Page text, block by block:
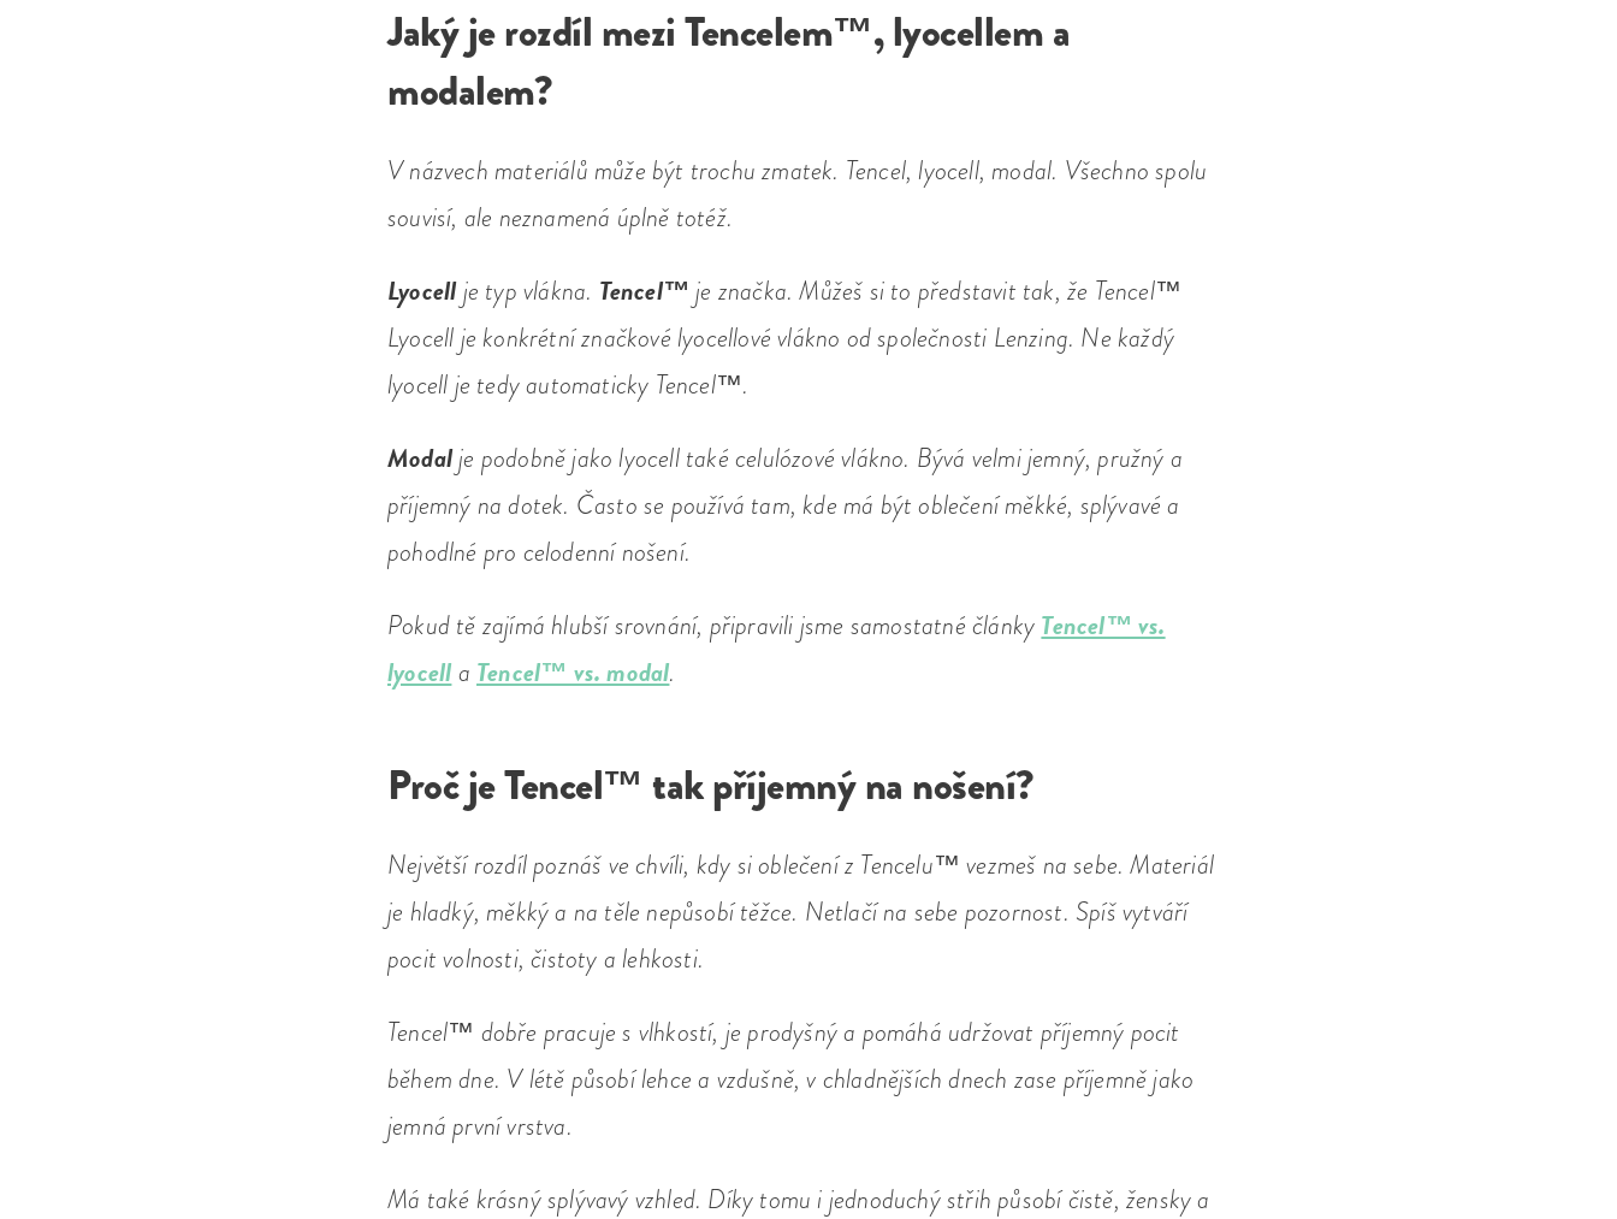
Jaký je rozdíl mezi Tencelem™, lyocellem a
modalem?
V názvech materiálů může být trochu zmatek. Tencel, lyocell, modal. Všechno spolu
souvisí, ale neznamená úplně totéž.
Lyocellje typ vlákna. Tencel™ je značka. Můžeš si to představit tak, že Tencel™
Lyocell je konkrétní značkové lyocellové vlákno od společnosti Lenzing. Ne každý
lyocell je tedy automaticky Tencel™.
Modalje podobně jako lyocell také celulózové vlákno. Bývá velmi jemný, pružný a
příjemný na dotek. Často se používá tam, kde má být oblečení měkké, splývavé a
pohodlné pro celodenní nošení.
Pokud tě zajímá hlubší srovnání, připravili jsme samostatné článkyTencel™ vs.
lyocella Tencel™ vs. modal.
Proč je Tencel™ tak příjemný na nošení?
Největší rozdíl poznáš ve chvíli, kdy si oblečení z Tencelu™ vezmeš na sebe. Materiál
je hladký, měkký a na těle nepůsobí těžce. Netlačí na sebe pozornost. Spíš vytváří
pocit volnosti, čistoty a lehkosti.
Tencel™ dobře pracuje s vlhkostí, je prodyšný a pomáhá udržovat příjemný pocit
během dne. V létě působí lehce a vzdušně, v chladnějších dnech zase příjemně jako
jemná první vrstva.
Má také krásný splývavý vzhled. Díky tomu i jednoduchý střih působí čistě, žensky a